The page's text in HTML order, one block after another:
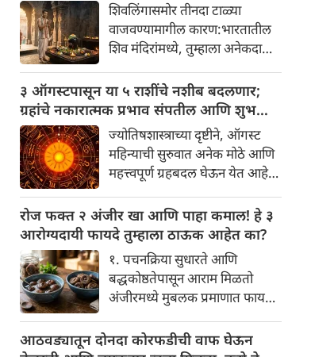
शिवलिंगासमोर तीनदा टाळ्या
वाजवण्यामागील कारण:भारतातील
शिव मंदिरांमध्ये, तुम्हाला अनेकदा
वाजवताना दिसतील. ही एक सामान्य
प्रथा आहे, पण तुम्ही कधी विचार
केला आहे का की यामागे काय रहस्य
आहे आणि प्रत्येक टाळीचा अर्थ काय
आहे? हा केवळ एक विधी नाही, तर
यामागे खोलवर रुजलेल्या पौराणिक
श्रद्धा, आध्यात्मिक अर्थ आणि काही
वैज्ञानिक तर्कदेखील आहेत. चला, या
अनोख्या परंपरेमागील अर्थ
सविस्तरपणे समजून घेऊया.
३ ऑगस्टपासून या ५ राशींचे नशीब बदलणार;
ग्रहांचे नकारात्मक प्रभाव संपतील आणि शुभ
दिवसांची सुरुवात होईलज्योतिषशास्त्राच्या दृष्टीने, ऑगस्ट
महिन्याची सुरुवात अनेक मोठे आणि
महत्त्वपूर्ण ग्रहबदल घेऊन येत आहे.
हालचाल अनेक राशींच्या जीवनात
सकारात्मक बदल घडवून आणणार
आहे. विशेषतः ३ ऑगस्ट रोजी एक
अत्यंत दुर्मिळ आणि फलदायी
ग्रहस्थिती (संयोग) तयार होत आहे.
या दिवशी तयार होणारे शुभ योग,
ग्रहांची स्थिती आणि या गोचरमुळे
ज्यांचे नशीब उजळणार आहे अशा
रोज फक्त २ अंजीर खा आणि पाहा कमाल! हे ३
आरोग्यदायी फायदे तुम्हाला ठाऊक आहेत का?
१. पचनक्रिया सुधारते आणि
बद्धकोष्ठतेपासून आराम मिळतो
अंजीरमध्ये मुबलक प्रमाणात फायबर
बद्धकोष्ठता, गॅस किंवा अपचनाचा
आठवड्यातून दोनदा कोरफडीची वाफ घेऊन